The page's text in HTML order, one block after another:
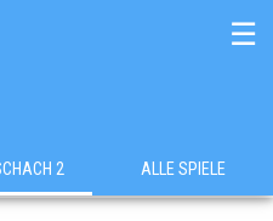
☰
2 ALLE SPIELE